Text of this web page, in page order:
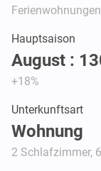
Ferienwohnungen
Hauptsaison
August :
+18%
Unterkunftsart
Wohnung
2 Schlafzimmer,